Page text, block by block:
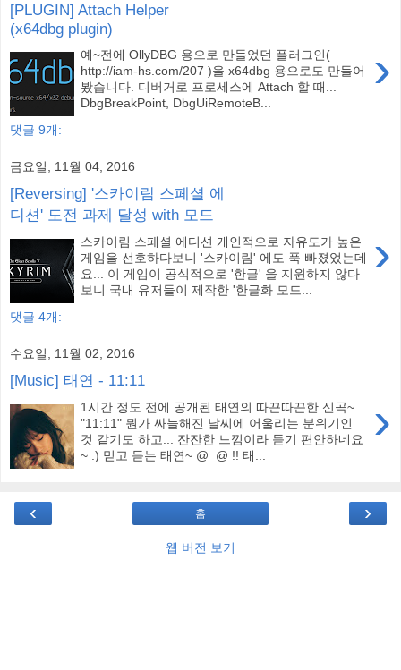
[PLUGIN] Attach Helper
(x64dbg plugin)
›
예~전에 OllyDBG 용으로 만들었던 플러그인(
http://iam-hs.com/207 )을 x64dbg 용으로도 만들어
봤습니다. 디버거로 프로세스에 Attach 할 때...
DbgBreakPoint, DbgUiRemoteB...
댓글 9개:
금요일, 11월 04, 2016
[Reversing] '스카이림 스페셜 에
디션' 도전 과제 달성 with 모드
›
스카이림 스페셜 에디션 개인적으로 자유도가 높은
게임을 선호하다보니 '스카이림' 에도 푹 빠졌었는데
요... 이 게임이 공식적으로 '한글' 을 지원하지 않다
보니 국내 유저들이 제작한 '한글화 모드...
댓글 4개:
수요일, 11월 02, 2016
[Music] 태연 - 11:11
›
1시간 정도 전에 공개된 태연의 따끈따끈한 신곡~
"11:11" 뭔가 싸늘해진 날씨에 어울리는 분위기인
것 같기도 하고... 잔잔한 느낌이라 듣기 편안하네요
~ :) 믿고 듣는 태연~ @_@ !! 태...
‹ ›
홈
웹 버전 보기